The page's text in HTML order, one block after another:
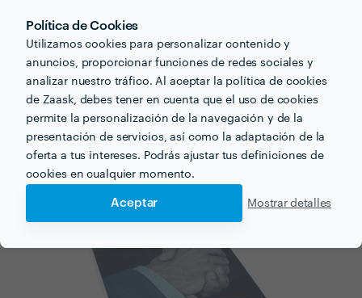
Política de Cookies
Utilizamos cookies para personalizar contenido y
anuncios, proporcionar funciones de redes sociales y
analizar nuestro tráfico. Al aceptar la política de cookies
de Zaask, debes tener en cuenta que el uso de cookies
permite la personalización de la navegación y de la
presentación de servicios, así como la adaptación de la
oferta a tus intereses. Podrás ajustar tus definiciones de
cookies en cualquier momento.
Aceptar Mostrar detalles
Zaask en Segovia
128 profesionales disponibles
5
servicios realizados